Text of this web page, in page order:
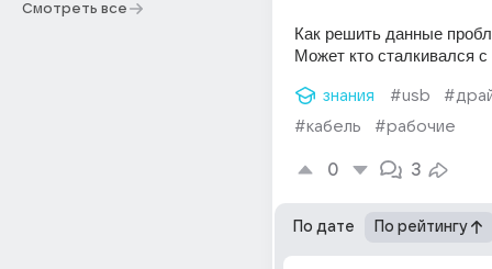
Смотреть все
Как решить данные
Может кто сталкивался
знания #usb
#кабель
#рабочие
0 3
По дате По рейтингу